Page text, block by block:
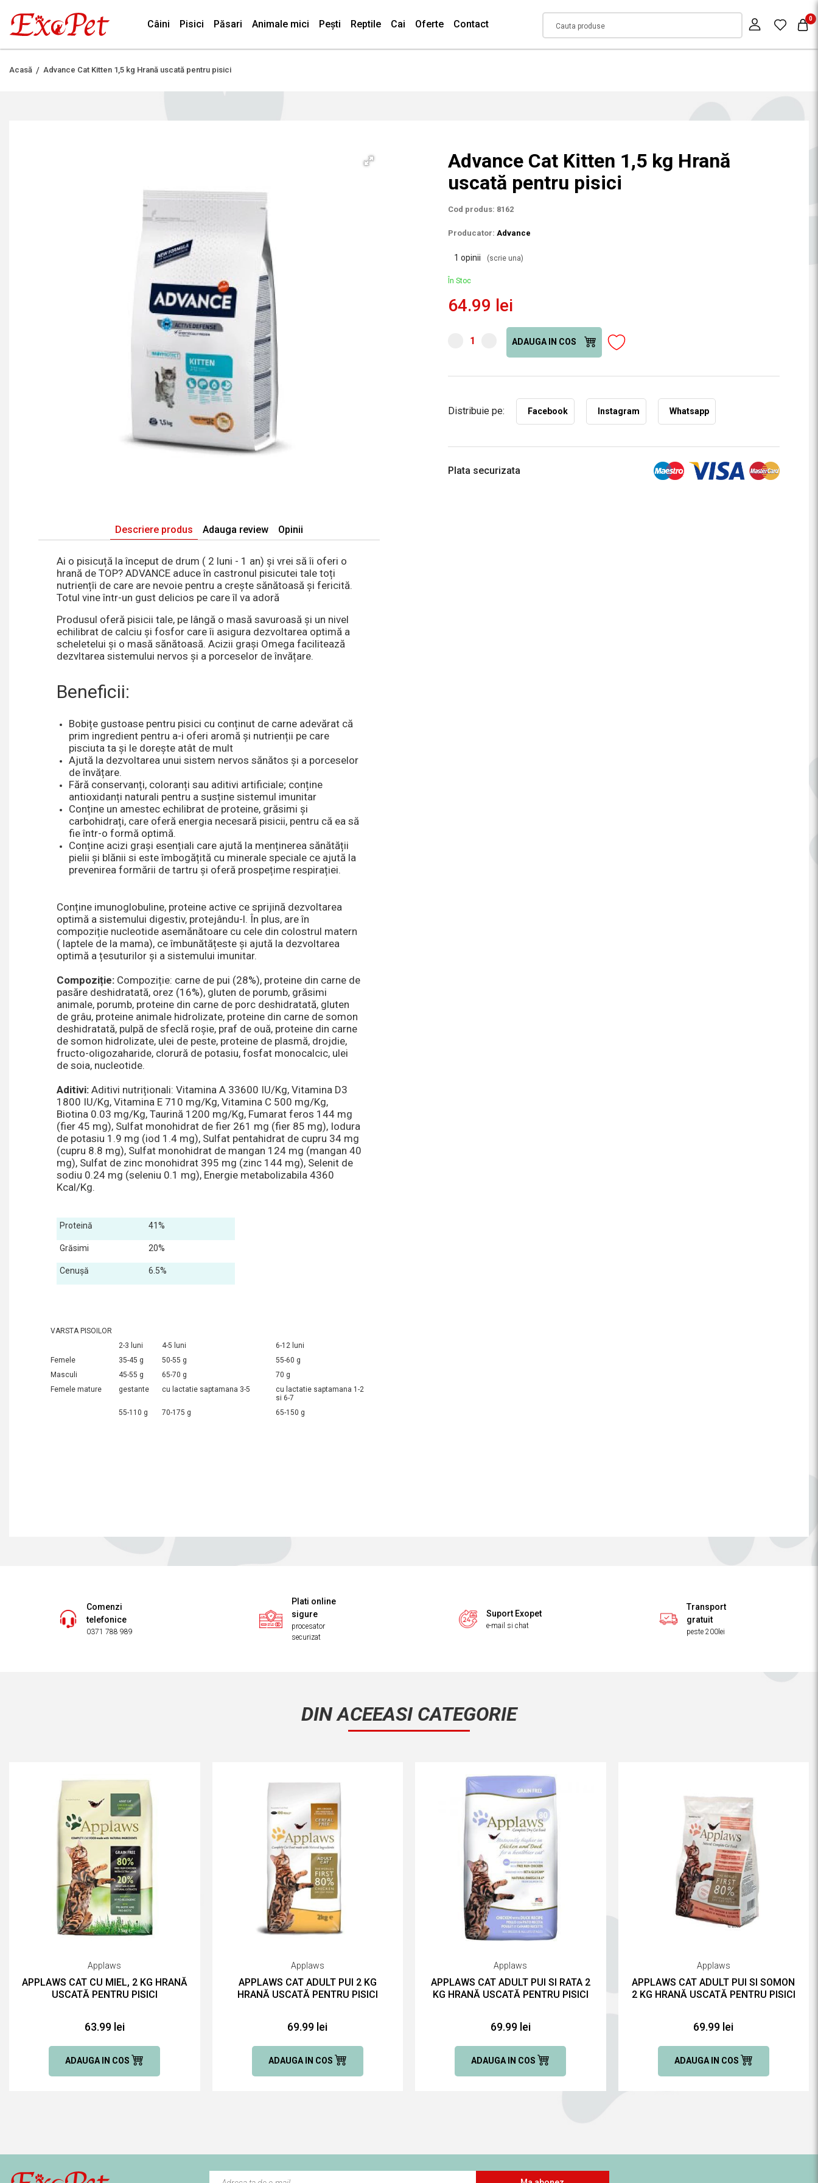
Câini Pisici Păsari Animale mici Pești Reptile Cai Oferte Contact 0
Acasă Advance Cat Kitten 1,5 kg Hrană uscată pentru pisici
Descriere produs Adauga review Opinii
Ai o pisicuță la început de drum ( 2 luni - 1 an) și vrei să îi oferi o
hrană de TOP? ADVANCE aduce în castronul pisicutei tale toți
nutriențîi de care are nevoie pentru a crește sănătoasă și fericită.
Totul vine într-un gust delicios pe care îl va adoră
Produsul oferă pisicii tale, pe lângă o masă savuroasă și un nivel
echilibrat de calciu și fosfor care îi asigura dezvoltarea optimă a
scheletelui și o masă sănătoasă. Acizii grași Omega facilitează
dezvltarea sistemului nervos și a porceselor de învățare.
Beneficii:
Bobițe gustoase pentru pisici cu conținut de carne adevărat că
prim ingredient pentru a-i oferi aromă și nutrienții pe care
pisciuta ta și le dorește atât de mult
Ajută la dezvoltarea unui sistem nervos sănătos și a porceselor
de învățare.
Fără conservanți, coloranți sau aditivi artificiale; conține
antioxidanți naturali pentru a susține sistemul imunitar
Conține un amestec echilibrat de proteine, grăsimi și
carbohidrați, care oferă energia necesară pisicii, pentru că ea să
fie într-o formă optimă.
Conține acizi grași esențiali care ajută la menținerea sănătății
pielii și blănii si este îmbogățită cu minerale speciale ce ajută la
prevenirea formării de tartru și oferă prospețime respirației.
Conține imunoglobuline, proteine active ce sprijină dezvoltarea
optimă a sistemului digestiv, protejându-l. În plus, are în
compoziție nucleotide asemănătoare cu cele din colostrul matern
( laptele de la mama), ce îmbunătățeste și ajută la dezvoltarea
optimă a țesuturilor și a sistemului imunitar.
Compoziție: Compoziție: carne de pui (28%), proteine din carne de
pasăre deshidratată, orez (16%), gluten de porumb, grăsimi
animale, porumb, proteine din carne de porc deshidratată, gluten
de grâu, proteine animale hidrolizate, proteine din carne de somon
deshidratată, pulpă de sfeclă roșie, praf de ouă, proteine din carne
de somon hidrolizate, ulei de peste, proteine de plasmă, drojdie,
fructo-oligozaharide, clorură de potasiu, fosfat monocalcic, ulei
de soia, nucleotide.
Aditivi: Aditivi nutriționali: Vitamina A 33600 IU/Kg, Vitamina D3
1800 IU/Kg, Vitamina E 710 mg/Kg, Vitamina C 500 mg/Kg,
Biotina 0.03 mg/Kg, Taurină 1200 mg/Kg, Fumarat feros 144 mg
(fier 45 mg), Sulfat monohidrat de fier 261 mg (fier 85 mg), Iodura
de potasiu 1.9 mg (iod 1.4 mg), Sulfat pentahidrat de cupru 34 mg
(cupru 8.8 mg), Sulfat monohidrat de mangan 124 mg (mangan 40
mg), Sulfat de zinc monohidrat 395 mg (zinc 144 mg), Selenit de
sodiu 0.24 mg (seleniu 0.1 mg), Energie metabolizabila 4360
Kcal/Kg.
Proteină 41%
Grăsimi 20%
Cenușă 6.5%
VARSTA PISOILOR
2-3 luni
4-5 luni
6-12 luni
Femele
35-45 g 50-55 g
55-60 g
Masculi
45-55 g 65-70 g
70 g
Femele mature
gestante cu lactatie saptamana 3-5
cu lactatie saptamana 1-2
si 6-7
55-110 g
70-175 g 65-150 g
Advance Cat Kitten 1,5 kg Hrană
uscată pentru pisici
Cod produs: 8162
Producator: Advance
1 opinii (scrie una)
În Stoc
64.99 lei
ADAUGA IN COS
Distribuie pe: Facebook Instagram Whatsapp
Plata securizata
Comenzi
telefonice
0371 788 989
Plati online
sigure
procesator
securizat
Suport Exopet
e-mail si chat
Transport
gratuit
peste 200lei
DIN ACEEASI CATEGORIE
Applaws
APPLAWS CAT CU MIEL, 2 KG HRANĂ
USCATĂ PENTRU PISICI
63.99 lei
ADAUGA IN COS
Applaws
APPLAWS CAT ADULT PUI 2 KG
HRANĂ USCATĂ PENTRU PISICI
69.99 lei
ADAUGA IN COS
Applaws
APPLAWS CAT ADULT PUI SI RATA 2
KG HRANĂ USCATĂ PENTRU PISICI
69.99 lei
ADAUGA IN COS
Applaws
APPLAWS CAT ADULT PUI SI SOMON
2 KG HRANĂ USCATĂ PENTRU PISICI
69.99 lei
ADAUGA IN COS